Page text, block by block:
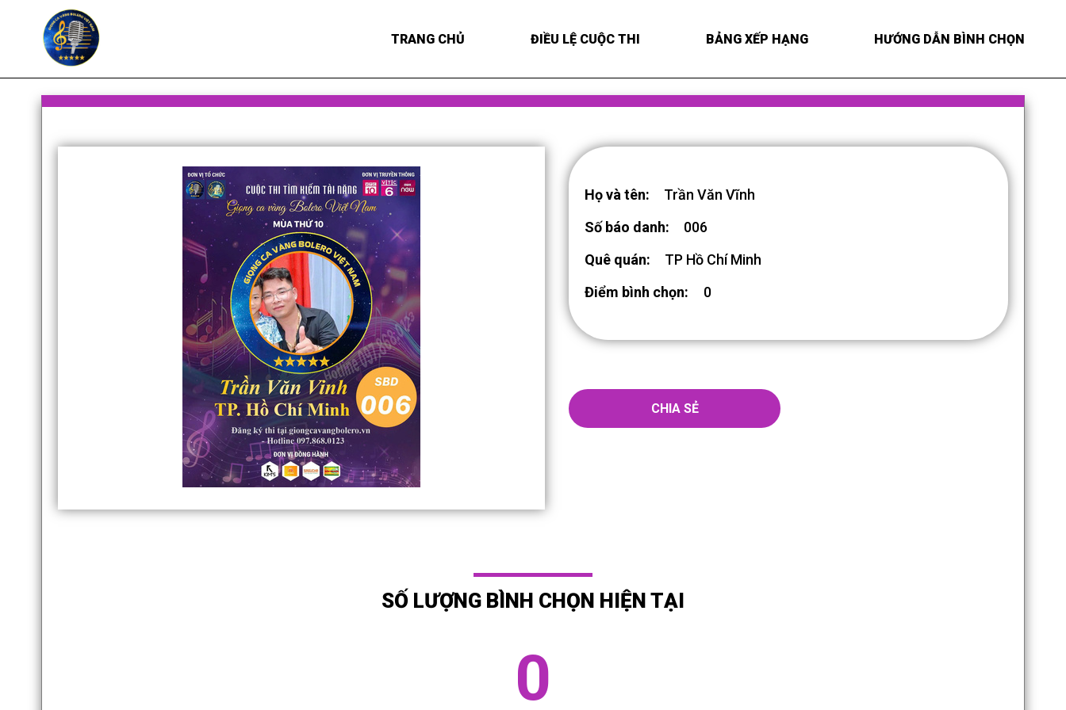
TRANG CHỦ ĐIỀU LỆ CUỘC THI BẢNG XẾP HẠNG HƯỚNG DẪN BÌNH CHỌN
Họ và tên:
Trần Văn Vĩnh
Số báo danh:
006
Quê quán:
TP Hồ Chí Minh
Điểm bình chọn:
0
CHIA SẺ
SỐ LƯỢNG BÌNH CHỌN HIỆN TẠI
0